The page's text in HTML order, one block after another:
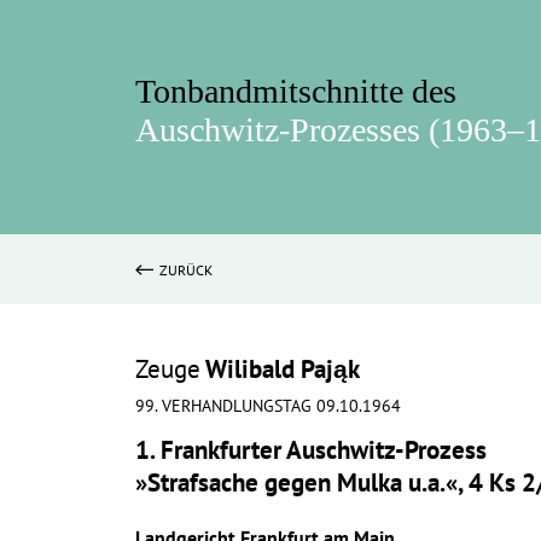
Tonbandmitschnitte des
Auschwitz-Prozesses
ZURÜCK
ZeugeWilibald Pająk
99. VERHANDLUNGSTAG 09.10.1964
1. Frankfurter Auschwitz-Prozess
»Strafsache gegen Mulka u.a.«, 4 Ks